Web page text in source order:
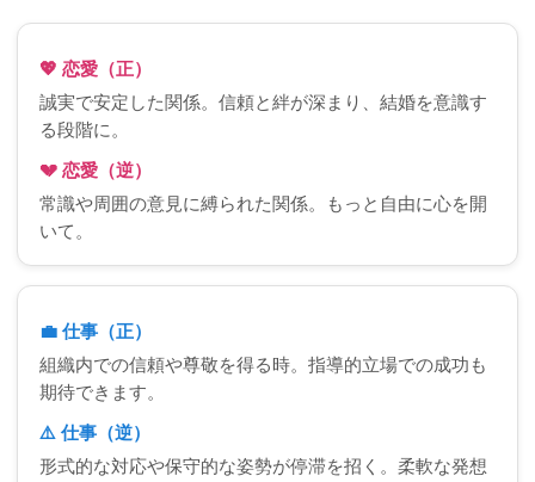
💖 恋愛（正）
誠実で安定した関係。信頼と絆が深まり、結婚を意識す
る段階に。
💔 恋愛（逆）
常識や周囲の意見に縛られた関係。もっと自由に心を開
いて。
💼 仕事（正）
組織内での信頼や尊敬を得る時。指導的立場での成功も
期待できます。
⚠️ 仕事（逆）
形式的な対応や保守的な姿勢が停滞を招く。柔軟な発想